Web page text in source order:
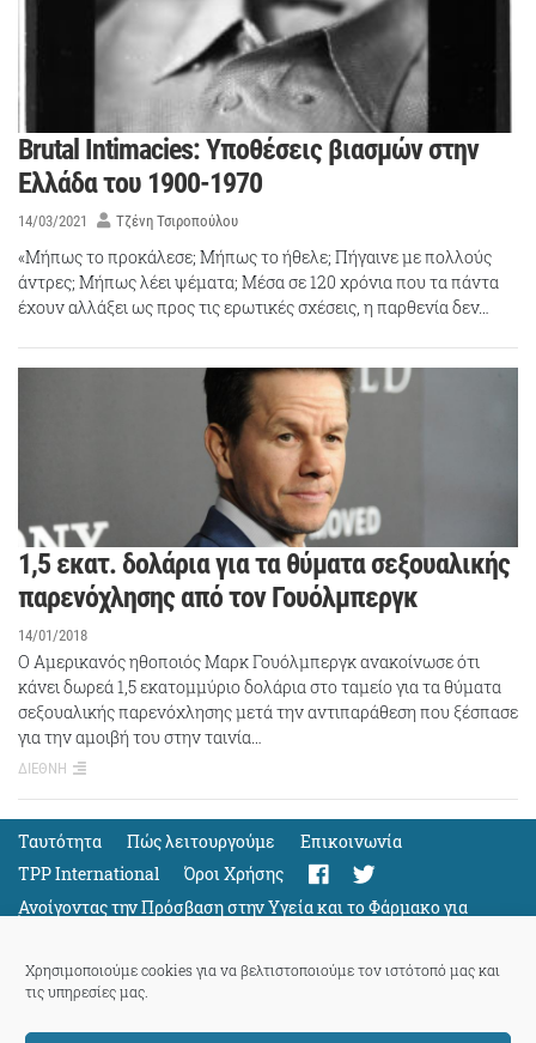
Χρησιμοποιούμε cookies για να βελτιστοποιούμε τον ιστότοπό μας και
τις υπηρεσίες μας.
Brutal Intimacies: Υποθέσεις βιασμών στην
Ελλάδα του 1900-1970
14/03/2021 Τζένη Τσιροπούλου
«Μήπως το προκάλεσε; Μήπως το ήθελε; Πήγαινε με πολλούς
άντρες; Μήπως λέει ψέματα; Μέσα σε 120 χρόνια που τα πάντα
έχουν αλλάξει ως προς τις ερωτικές σχέσεις, η παρθενία δεν…
1,5 εκατ. δολάρια για τα θύματα σεξουαλικής
παρενόχλησης από τον Γουόλμπεργκ
14/01/2018
Ο Αμερικανός ηθοποιός Μαρκ Γουόλμπεργκ ανακοίνωσε ότι
κάνει δωρεά 1,5 εκατομμύριο δολάρια στο ταμείο για τα θύματα
σεξουαλικής παρενόχλησης μετά την αντιπαράθεση που ξέσπασε
για την αμοιβή του στην ταινία…
ΔΙΕΘΝΗ
Ταυτότητα Πώς λειτουργούμε
Eπικοινωνία
TPP International
Όροι Χρήσης
Ανοίγοντας την Πρόσβαση στην Υγεία και το Φάρμακο για
Όλους
Support